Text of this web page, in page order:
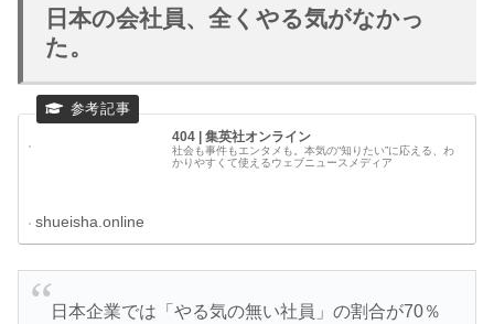
日本の会社員、全くやる気がなかっ
た。
404 | 集英社オンライン
社会も事件もエンタメも。本気の“知りたい”に応える、わ
かりやすくて使えるウェブニュースメディア
shueisha.online
日本企業では「やる気の無い社員」の割合が70％